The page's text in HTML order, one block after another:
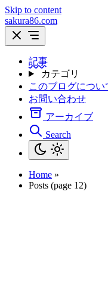
Skip to content
sakura86.com
記事
カテゴリ
このブログについ
お問い合わせ
アーカイブ
Search
Home »
Posts (page 12)